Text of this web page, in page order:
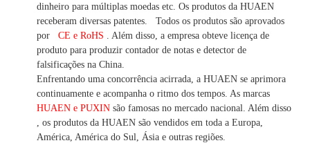
dinheiro para múltiplas moedas etc. Os produtos da HUAEN
receberam diversas patentes.
Todos os produtos são aprovados
por
CE e RoHS . Além disso, a empresa obteve licença de
produto para produzir contador de notas e detector de
falsificações na China.
Enfrentando uma concorrência acirrada, a HUAEN se aprimora
continuamente e acompanha o ritmo dos tempos. As marcas
HUAEN e PUXIN são famosas no mercado nacional. Além disso
os produtos da HUAEN são vendidos em toda a Europa,
América, América do Sul, Ásia e outras regiões.